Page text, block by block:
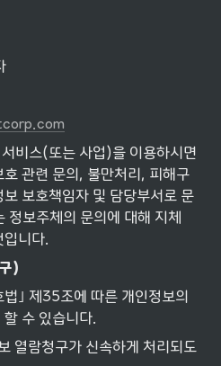
비스(또는 사업)을 이용하시면
관련 문의, 불만처리, 피해구
보호책임자 및 담당부서로 문
정보주체의 문의에 대해 지체
니다.
)
｣ 제35조에 따른 개인정보의
수 있습니다.
열람청구가 신속하게 처리되도